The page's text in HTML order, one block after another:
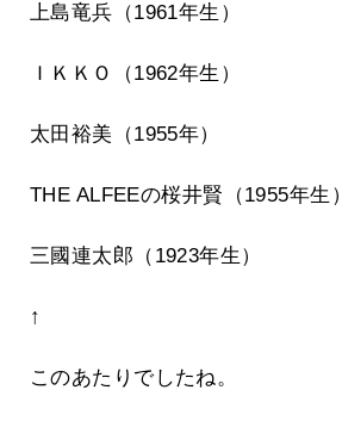
上島竜兵（1961年生）
ＩＫＫＯ（1962年生）
太田裕美（1955年）
THE ALFEEの桜井賢（1955年生）
三國連太郎（1923年生）
↑
このあたりでしたね。